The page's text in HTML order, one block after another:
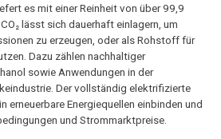
es mit einer Reinheit von über 99,9
lässt sich dauerhaft einlagern, um
zu erzeugen, oder als Rohstoff für
Dazu zählen nachhaltiger
sowie Anwendungen in der
Der vollständig elektrifizierte
erneuerbare Energiequellen einbinden und
und Strommarktpreise.